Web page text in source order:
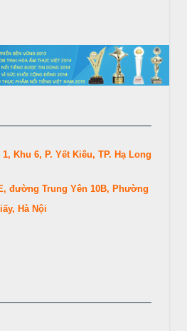
1, Khu 6, P. Yết Kiêu, TP. Hạ Long
đường Trung Yên 10B, Phường
Hà Nội